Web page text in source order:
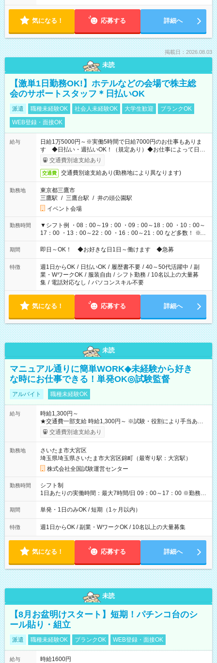
気になる！ 応募する 詳細へ
掲載日：2026.08.03
未読
【激単1日勤務OK!】ホテルなどの会場で株主総
会のサポートスタッフ＊日払いOK
派遣 職種未経験OK 社会人未経験OK 大学生歓迎
ブランクOK
WEB登録・面接OK
給与
日給1万5000円～※実働5時間で日給7000円のお仕事もありま
す ◆日払い・週払いOK！（規定あり）◆お仕事によって日給
も異なります
交通費別途支給あり
交通費 交通費別途支給あり(勤務地により異なります)
勤務地
東京都三鷹市
三鷹駅 / 三鷹台駅 / 井の頭公園駅
イベント会場
勤務時間
▼シフト例 ・08：00～19：00 ・09：00～18：00 ・10：00～
17：00 ・13：00～22：00 ・16：00～21：00 など多数！ ※お
仕事により勤務時間が異なります
期間 即日～OK！ ◆お好きな日1日～働けます ◆急募
特徴 週1日からOK / 日払いOK / 履歴書不要 / 40～50代活躍中 / 副
業・WワークOK / 服装自由 / シフト勤務 / 10名以上の大量募
集 / 電話対応なし / パソコンスキル不要
気になる！ 応募する 詳細へ
未読
マニュアル通りに簡単WORK◆未経験から好き
な時にお仕事できる！単発OK◎試験監督
アルバイト 職種未経験OK
給与
時給1,300円～
★交通費一部支給 時給1,300円～ ※試験・役割により手当あり
※勤務回数により昇給あり 【即給（前払い）オプションあ
り！】 希望される場合、勤務から1週間ほどで給与の一部を受け
例】 ・河合塾模擬試験 8:30～17:30（休憩1時間） 時給1,300円
×8時間＝日収10,400円＋交通費 ※当日の役割により時給＋100
円の場合あり ・国家試験 7:00～13:30（休憩なし） 時給1,300
円（役割手当＋100円）×6時間＝日収8,400円＋交通費 【試用期
間】試用期間なし
交通費別途支給あり
勤務地
さいたま市大宮区
埼玉県埼玉県さいたま市大宮区錦町（最寄り駅：大宮駅）
株式会社全国試験運営センター
勤務時間
シフト制
1日あたりの実働時間：最大7時間/日 09：00～17：00 ※勤務時
間は 試験により異なります。
期間 単発・1日のみOK / 短期（1ヶ月以内）
特徴 週1日からOK / 副業・WワークOK / 10名以上の大量募集
気になる！ 応募する 詳細へ
未読
【8月お盆明けスタート】短期！パチンコ台のシ
ール貼り・組立
派遣 職種未経験OK ブランクOK WEB登録・面接OK
給与
時給1600円